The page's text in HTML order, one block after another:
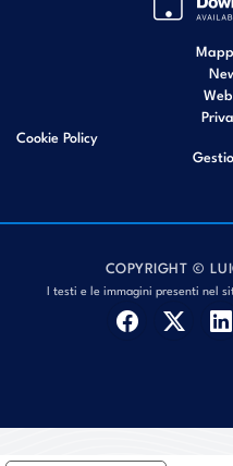
Cookie Policy
COPYRIGHT ©
I testi e le immagini presenti nel